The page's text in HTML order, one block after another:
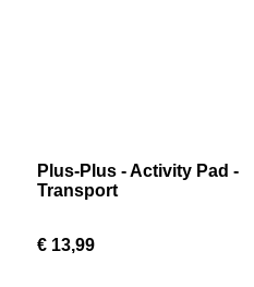
Plus-Plus - Activity Pad -
Transport
€ 13,99